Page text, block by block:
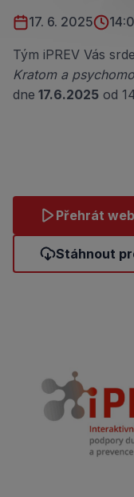
17. 6. 2025
Tým iPREV Vás
Kratom a
dne 17.6.2025 od
Přehrát
Stáhnout